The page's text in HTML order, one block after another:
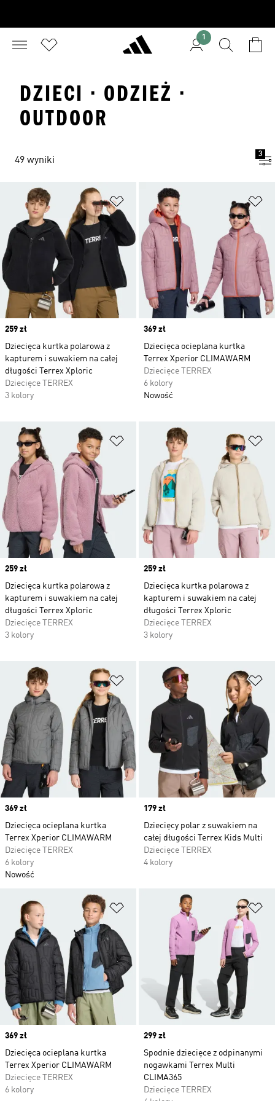
1
DZIECI · ODZIEŻ ·
OUTDOOR
49 wyniki
3
Dodaj do listy życzeń
Price
259 zł
Dziecięca kurtka polarowa z
kapturem i suwakiem na całej
długości Terrex Xploric
Dziecięce TERREX
3 kolory
Price
369 zł
Dziecięca ocieplana kurtka
Terrex Xperior CLIMAWARM
Dziecięce TERREX
6 kolory
Nowość
Dodaj do listy życzeń
Price
259 zł
Dziecięca kurtka polarowa z
kapturem i suwakiem na całej
długości Terrex Xploric
Dziecięce TERREX
3 kolory
Price
259 zł
Dziecięca kurtka polarowa z
kapturem i suwakiem na całej
długości Terrex Xploric
Dziecięce TERREX
3 kolory
Dodaj do listy życzeń
Price
369 zł
Dziecięca ocieplana kurtka
Terrex Xperior CLIMAWARM
Dziecięce TERREX
6 kolory
Nowość
Price
179 zł
Dziecięcy polar z suwakiem na
całej długości Terrex Kids Multi
Dziecięce TERREX
4 kolory
Dodaj do listy życzeń
Price
369 zł
Dziecięca ocieplana kurtka
Terrex Xperior CLIMAWARM
Dziecięce TERREX
6 kolory
Price
299 zł
Spodnie dziecięce z odpinanymi
nogawkami Terrex Multi
CLIMA365
Dziecięce TERREX